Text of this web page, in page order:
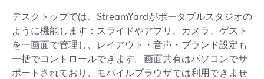
デスクトップでは、StreamYardがポータブルスタジオの
ように機能します：スライドやアプリ、カメラ、ゲスト
を一画面で管理し、レイアウト・音声・ブランド設定も
一括でコントロールできます。画面共有はパソコンでサ
ポートされており、モバイルブラウザでは利用できませ